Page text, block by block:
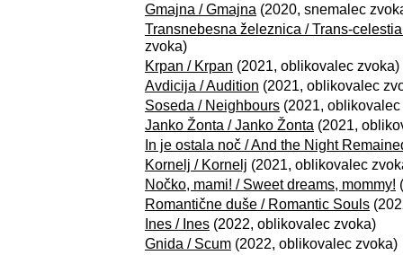
Gmajna / Gmajna (2020, snemalec
Transnebesna železnica / Trans-
zvoka)
Krpan / Krpan (2021, oblikovalec zvoka)
Avdicija / Audition (2021, oblikovalec
Soseda / Neighbours (2021,
Janko Žonta / Janko Žonta (2021,
In je ostala noč / And the Night
Kornelj / Kornelj (2021, oblikovalec
Nočko, mami! / Sweet dreams, mommy!
Romantične duše / Romantic Souls
Ines / Ines (2022, oblikovalec zvoka)
Gnida / Scum (2022, oblikovalec zvoka)